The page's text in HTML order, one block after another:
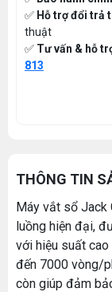
✅ Hỗ trợ đổi trả
thuật
✅ Tư vấn & hỗ
813
THÔNG TIN
Máy vắt sổ Jack
luồng hiện đại,
với hiệu suất
đến 7000 vòng/
còn giúp đảm